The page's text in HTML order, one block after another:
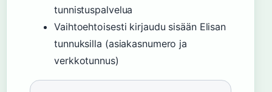
tunnistuspalvelua
Vaihtoehtoisesti kirjaudu sisään Elisan
tunnuksilla (asiakasnumero ja
verkkotunnus)